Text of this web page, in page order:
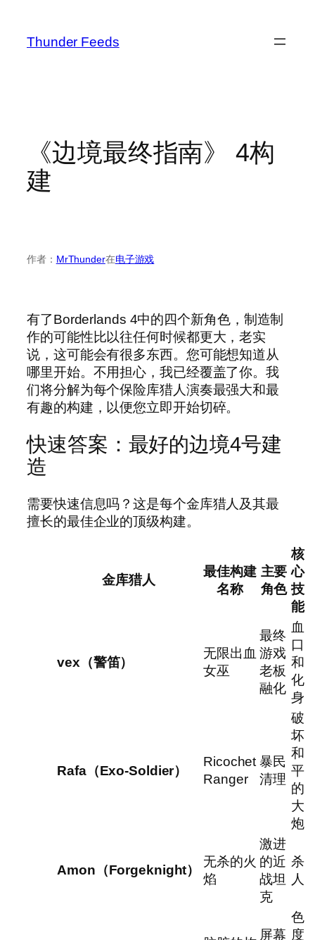
Thunder Feeds
《边境最终指南》 4构
建
作者： MrThunder在电子游戏
有了Borderlands 4中的四个新角色，制造制
作的可能性比以往任何时候都更大，老实
说，这可能会有很多东西。您可能想知道从
哪里开始。不用担心，我已经覆盖了你。我
们将分解为每个保险库猎人演奏最强大和最
有趣的构建，以便您立即开始切碎。
快速答案：最好的边境4号建
造
需要快速信息吗？这是每个金库猎人及其最
擅长的最佳企业的顶级构建。
金库猎人
最佳构建
名称
主要
角色
核
心
技
能
vex（警笛）
无限出血
女巫
最终
游戏
老板
融化
血
口
和
化
身
Rafa（Exo-Soldier）
Ricochet
Ranger
暴民
清理
破
坏
和
平
的
大
炮
Amon（Forgeknight）
无杀的火
焰
激进
的近
战坦
克
杀
人
屏幕
色
度